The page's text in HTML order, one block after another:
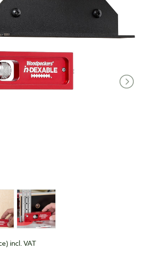
incl. VAT